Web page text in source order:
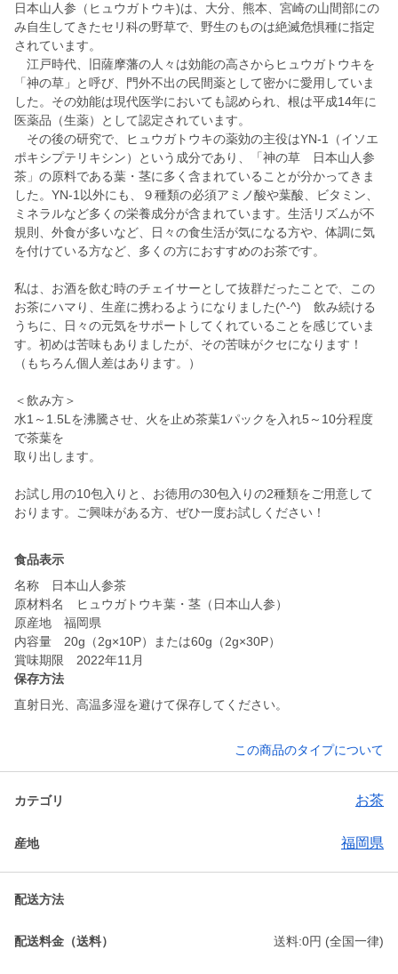
日本山人参（ヒュウガトウキ)は、大分、熊本、宮崎の山間部にの
み自生してきたセリ科の野草で、野生のものは絶滅危惧種に指定
されています。
江戸時代、旧薩摩藩の人々は効能の高さからヒュウガトウキを
「神の草」と呼び、門外不出の民間薬として密かに愛用していま
した。その効能は現代医学においても認められ、根は平成14年に
医薬品（生薬）として認定されています。
その後の研究で、ヒュウガトウキの薬効の主役はYN-1（イソエ
ポキシプテリキシン）という成分であり、「神の草 日本山人参
茶」の原料である葉・茎に多く含まれていることが分かってきま
した。YN-1以外にも、９種類の必須アミノ酸や葉酸、ビタミン、
ミネラルなど多くの栄養成分が含まれています。生活リズムが不
規則、外食が多いなど、日々の食生活が気になる方や、体調に気
を付けている方など、多くの方におすすめのお茶です。
私は、お酒を飲む時のチェイサーとして抜群だったことで、この
お茶にハマり、生産に携わるようになりました(^-^) 飲み続ける
うちに、日々の元気をサポートしてくれていることを感じていま
す。初めは苦味もありましたが、その苦味がクセになります！
（もちろん個人差はあります。）
＜飲み方＞
水1～1.5Lを沸騰させ、火を止め茶葉1パックを入れ5～10分程度
で茶葉を
取り出します。
お試し用の10包入りと、お徳用の30包入りの2種類をご用意して
おります。ご興味がある方、ぜひ一度お試しください！
食品表示
名称 日本山人参茶
原材料名 ヒュウガトウキ葉・茎（日本山人参）
原産地 福岡県
内容量 20g（2g×10P）または60g（2g×30P）
賞味期限 2022年11月
保存方法
直射日光、高温多湿を避けて保存してください。
この商品のタイプについて
カテゴリ お茶
産地 福岡県
配送方法
配送料金（送料） 送料:0円 (全国一律)